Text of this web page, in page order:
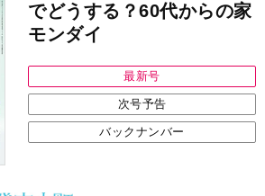
でどうする？60代からの家
モンダイ
最新号
次号予告
バックナンバー